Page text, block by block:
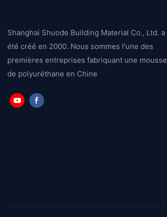
Shanghai Shuode Building Material Co., Ltd. a
été créé en 2000. Nous sommes l'une des
premières entreprises fabriquant une mousse
de polyuréthane en Chine